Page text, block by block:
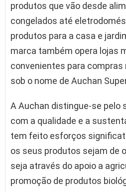
produtos que vão desde
congelados até
produtos para a casa e
marca também opera lojas
convenientes para compras
sob o nome de Auchan
A Auchan distingue-se pelo
com a qualidade e a
tem feito esforços
os seus produtos sejam de
seja através do apoio a
promoção de produtos